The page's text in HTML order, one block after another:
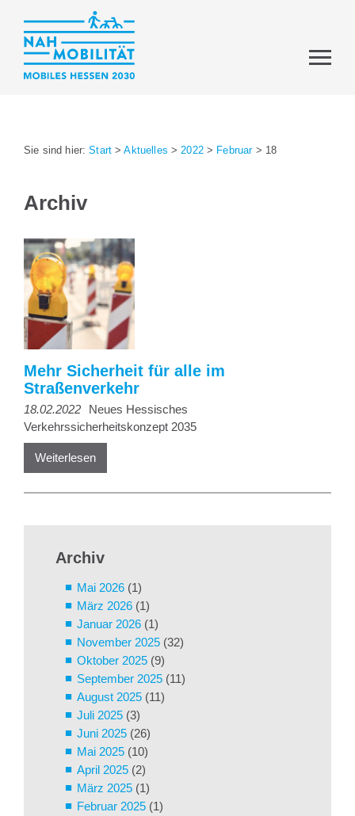
Sie sind hier:Start >Aktuelles >2022> Februar> 18
Archiv
Mehr Sicherheit für alle im
Straßenverkehr
18.02.2022
Neues Hessisches
Verkehrssicherheitskonzept 2035
Weiterlesen
Archiv
Mai 2026 (1)
März 2026 (1)
Januar 2026 (1)
November 2025 (32)
Oktober 2025 (9)
September 2025 (11)
August 2025 (11)
Juli 2025 (3)
Juni 2025 (26)
Mai 2025 (10)
April 2025 (2)
März 2025 (1)
Februar 2025 (1)